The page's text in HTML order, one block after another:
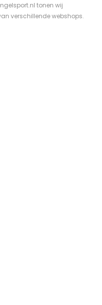
tonen wij
verschillende webshops.